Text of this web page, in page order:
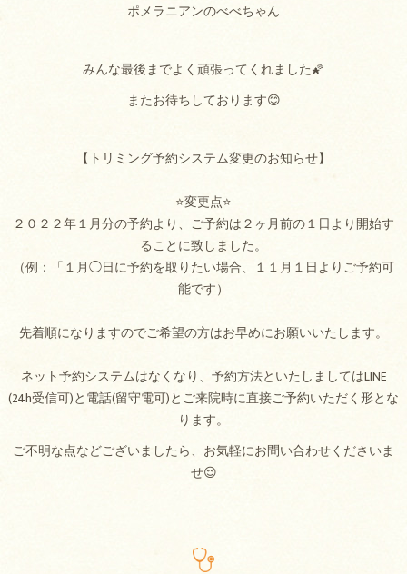
ポメラニアンのべべちゃん
みんな最後までよく頑張ってくれました🌠
またお待ちしております😊
【トリミング予約システム変更のお知らせ】
⭐変更点⭐
２０２２年１月分の予約より、ご予約は２ヶ月前の１日より開始す
ることに致しました。
（例：「１月◯日に予約を取りたい場合、１１月１日よりご予約可
能です）
先着順になりますのでご希望の方はお早めにお願いいたします。
ネット予約システムはなくなり、予約方法といたしましてはLINE
(24h受信可)と電話(留守電可)とご来院時に直接ご予約いただく形とな
ります。
ご不明な点などございましたら、お気軽にお問い合わせくださいま
せ😌